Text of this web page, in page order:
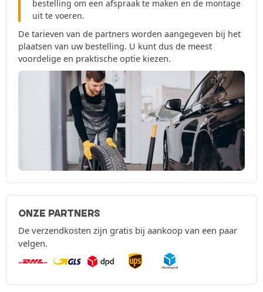
bestelling om een afspraak te maken en de montage
uit te voeren.
De tarieven van de partners worden aangegeven bij het
plaatsen van uw bestelling. U kunt dus de meest
voordelige en praktische optie kiezen.
ONZE PARTNERS
De verzendkosten zijn gratis bij aankoop van een paar
velgen.